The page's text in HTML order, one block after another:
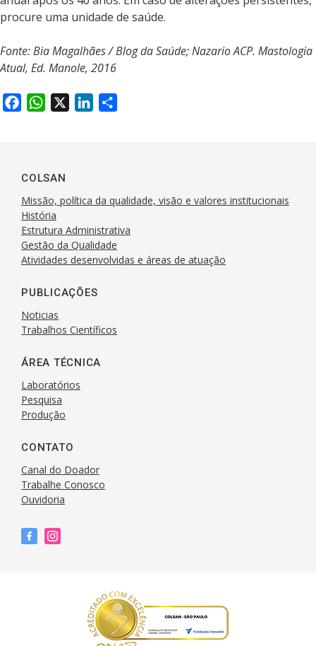
procure uma unidade de saúde.
Fonte: Bia Magalhães / Blog da Saúde; Nazario ACP. Mastologia
Atual, Ed. Manole, 2016
b
o
o
k
W
s
A
p
p
d
n
COLSAN
Missão, política da qualidade, visão e valores institucionais
História
Estrutura Administrativa
Gestão da Qualidade
Atividades desenvolvidas e áreas de atuação
PUBLICAÇÕES
Noticias
Trabalhos Científicos
ÁREA TÉCNICA
Laboratórios
Pesquisa
Produção
CONTATO
Canal do Doador
Trabalhe Conosco
Ouvidoria